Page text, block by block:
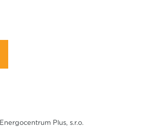
Energocentrum Plus, s.r.o.